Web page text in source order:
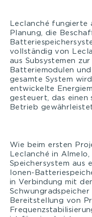
Leclanché fungierte
Planung, die
vollständig von
aus Subsystemen
Batteriemodulen
gesamte System
entwickelte
gesteuert, das einen
Betrieb
Wie beim ersten
Leclanché in
Speichersystem aus
Ionen-
in Verbindung mit
Bereitstellung von